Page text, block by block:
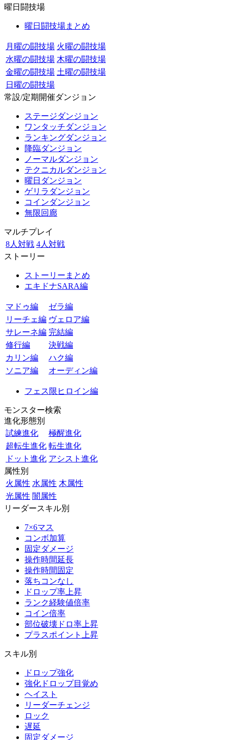
曜日闘技場
曜日闘技場まとめ
月曜の闘技場 火曜の闘技場
水曜の闘技場 木曜の闘技場
金曜の闘技場 土曜の闘技場
日曜の闘技場
常設/定期開催ダンジョン
ステージダンジョン
ワンタッチダンジョン
ランキングダンジョン
降臨ダンジョン
ノーマルダンジョン
テクニカルダンジョン
曜日ダンジョン
ゲリラダンジョン
コインダンジョン
無限回廊
マルチプレイ
8人対戦 4人対戦
ストーリー
ストーリーまとめ
エキドナSARA編
マドゥ編
ゼラ編
リーチェ編 ヴェロア編
サレーネ編 完結編
修行編
決戦編
カリン編
ハク編
ソニア編
オーディン編
フェス限ヒロイン編
モンスター検索
進化形態別
試練進化
極醒進化
超転生進化 転生進化
ドット進化 アシスト進化
属性別
火属性 水属性 木属性
光属性 闇属性
リーダースキル別
7×6マス
コンボ加算
固定ダメージ
操作時間延長
操作時間固定
落ちコンなし
ドロップ率上昇
ランク経験値倍率
コイン倍率
部位破壊ドロ率上昇
プラスポイント上昇
スキル別
ドロップ強化
強化ドロップ目覚め
ヘイスト
リーダーチェンジ
ロック
遅延
固定ダメージ